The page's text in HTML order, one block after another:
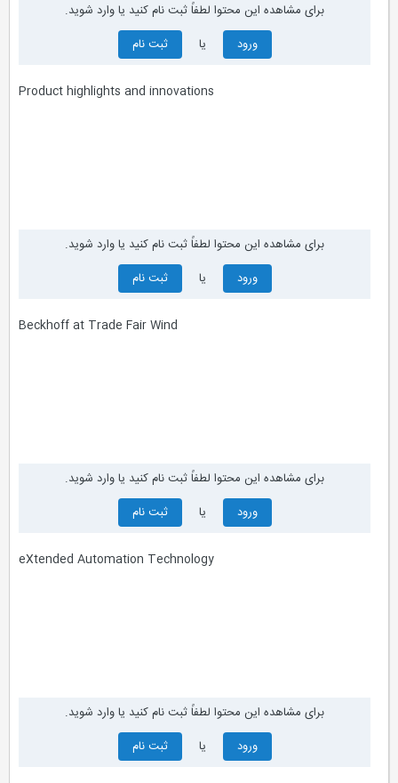
برای مشاهده این محتوا لطفاً ثبت نام کنید یا وارد شوید.
ورود
ثبت نام
Product highlights and innovations
برای مشاهده این محتوا لطفاً ثبت نام کنید یا وارد شوید.
ورود
ثبت نام
Beckhoff at Trade Fair Wind
برای مشاهده این محتوا لطفاً ثبت نام کنید یا وارد شوید.
ورود
ثبت نام
eXtended Automation Technology
برای مشاهده این محتوا لطفاً ثبت نام کنید یا وارد شوید.
ورود
ثبت نام